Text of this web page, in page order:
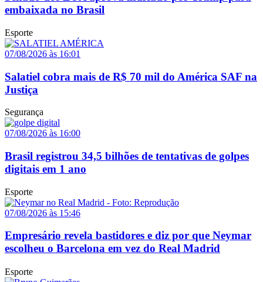
embaixada no Brasil
Esporte
07/08/2026 às 16:01
Salatiel cobra mais de R$ 70 mil do América SAF na
Justiça
Segurança
07/08/2026 às 16:00
Brasil registrou 34,5 bilhões de tentativas de golpes
digitais em 1 ano
Esporte
07/08/2026 às 15:46
Empresário revela bastidores e diz por que Neymar
escolheu o Barcelona em vez do Real Madrid
Esporte